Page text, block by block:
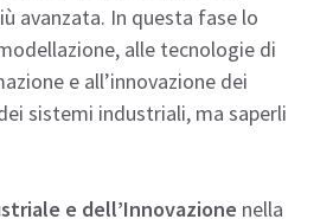
avanzata. In questa fase lo
alle tecnologie di
e all’innovazione dei
sistemi industriali, ma saperli
e dell’Innovazione nella